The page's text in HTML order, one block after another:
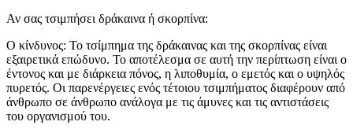
Αν σας τσιμπήσει δράκαινα ή σκορπίνα:
Ο κίνδυνος: Το τσίμπημα της δράκαινας και της σκορπίνας είναι
εξαιρετικά επώδυνο. Το αποτέλεσμα σε αυτή την περίπτωση είναι ο
έντονος και με διάρκεια πόνος, η λιποθυμία, ο εμετός και ο υψηλός
πυρετός. Οι παρενέργειες ενός τέτοιου τσιμπήματος διαφέρουν από
άνθρωπο σε άνθρωπο ανάλογα με τις άμυνες και τις αντιστάσεις
του οργανισμού του.